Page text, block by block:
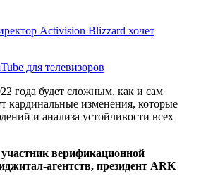
Activision Blizzard хочет
для телевизоров
года будет сложным, как и сам
кардинальные изменения, которые
и анализа устойчивости всех
верификационной
агентств, президент ARK